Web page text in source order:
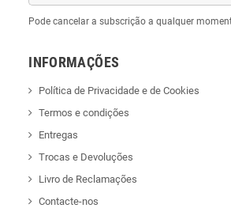
Pode cancelar a subscrição a qualquer
INFORMAÇÕES
Política de Privacidade e de Cookies
Termos e condições
Entregas
Trocas e Devoluções
Livro de Reclamações
Contacte-nos